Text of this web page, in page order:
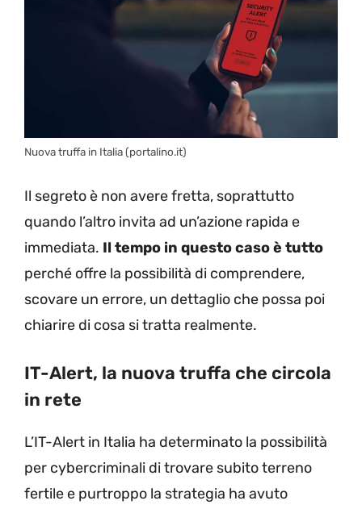
Nuova truffa in Italia (portalino.it)
Il segreto è non avere fretta, soprattutto
quando l’altro invita ad un’azione rapida e
immediata. Il tempo in questo caso è tutto
perché offre la possibilità di comprendere,
scovare un errore, un dettaglio che possa poi
chiarire di cosa si tratta realmente.
IT-Alert, la nuova truffa che circola
in rete
L’IT-Alert in Italia ha determinato la possibilità
per cybercriminali di trovare subito terreno
fertile e purtroppo la strategia ha avuto